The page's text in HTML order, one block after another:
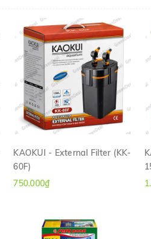
KAOKUI - External Filter (KK-
60F)
750.000₫